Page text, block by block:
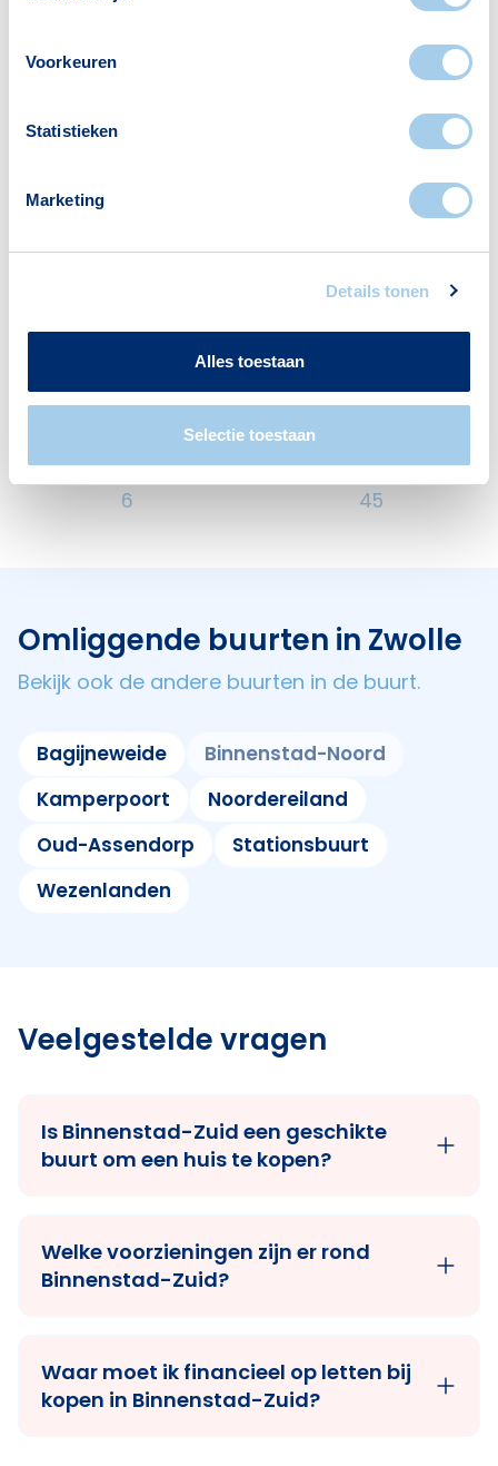
Voorkeuren
Statistieken
Marketing
Details tonen
Alles toestaan
Selectie toestaan
Deze wijk heeft het allemaal voor je. Zo vind je
Banken Restaurants
Hotels
6
Cafés
45
Omliggende buurten in Zwolle
Bekijk ook de andere buurten in de buurt.
Bagijneweide
Binnenstad-Noord
Kamperpoort
Noordereiland
Oud-Assendorp
Stationsbuurt
Wezenlanden
Veelgestelde vragen
Is Binnenstad-Zuid een geschikte
buurt om een huis te kopen?
Welke voorzieningen zijn er rond
Binnenstad-Zuid?
Waar moet ik financieel op letten bij
kopen in Binnenstad-Zuid?